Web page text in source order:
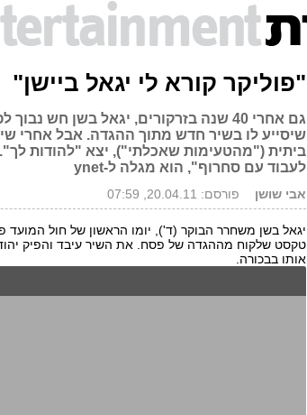
"פוליקר קורא לי יגאל ביישן"
גם אחרי 40 שנה בזרקורים, יגאל בשן חש
שיסייע לו בשיר חדש מתוך ההגדה. אבל אחרי
ביתית ("מהטעימות שאכלתי"), יצא "להודות
לעבוד עם סחרוף", הוא מגלה ל-ynet
אבי שושן פורסם: 20.04.11, 07:59
יגאל בשן משחרר הבוקר (ד'), יומו הראשון של חול
טקסט שלקוח מההגדה של פסח. את השיר עיבד והפיק
אותו בבכורה.